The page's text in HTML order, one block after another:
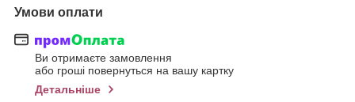
Умови оплати
Ви отримаєте замовлення
або гроші повернуться на вашу картку
Детальніше